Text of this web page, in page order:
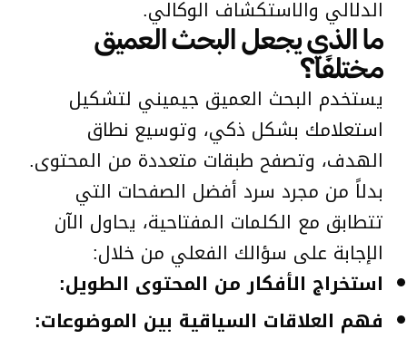
الدلالي والاستكشاف الوكالي.
ما الذي يجعل البحث العميق
مختلفًا؟
يستخدم البحث العميق جيميني لتشكيل
استعلامك بشكل ذكي، وتوسيع نطاق
الهدف، وتصفح طبقات متعددة من المحتوى.
بدلاً من مجرد سرد أفضل الصفحات التي
تتطابق مع الكلمات المفتاحية، يحاول الآن
الإجابة على سؤالك الفعلي من خلال:
استخراج الأفكار من المحتوى الطويل:
فهم العلاقات السياقية بين الموضوعات: